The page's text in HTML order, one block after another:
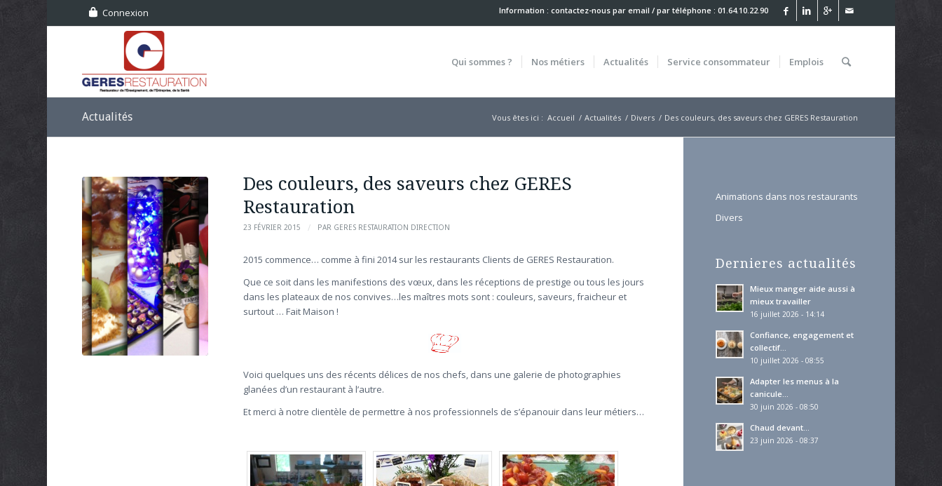
Connexion Information : contactez-nous par email / par téléphone : 01.64.10.22.90
Qui sommes ? Nos métiers Actualités Service consommateur Emplois
Actualités Vous êtes ici : Accueil / Actualités / Divers / Des couleurs, des saveurs chez GERES Restauration
Des couleurs, des saveurs chez GERES
Restauration
23 FÉVRIER 2015 / PAR GERES RESTAURATION DIRECTION
2015 commence… comme à fini 2014 sur les restaurants Clients de GERES Restauration.
Que ce soit dans les manifestions des vœux, dans les réceptions de prestige ou tous les jours
dans les plateaux de nos convives…les maîtres mots sont : couleurs, saveurs, fraicheur et
surtout … Fait Maison !
Voici quelques uns des récents délices de nos chefs, dans une galerie de photographies
glanées d’un restaurant à l’autre.
Et merci à notre clientèle de permettre à nos professionnels de s’épanouir dans leur métiers…
Animations dans nos restaurants
Divers
Dernieres actualités
Mieux manger aide aussi à
mieux travailler
16 juillet 2026 - 14:14
Confiance, engagement et
collectif…
10 juillet 2026 - 08:55
Adapter les menus à la
canicule…
30 juin 2026 - 08:50
Chaud devant…
23 juin 2026 - 08:37